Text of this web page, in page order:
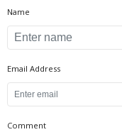
Name
Email Address
Comment